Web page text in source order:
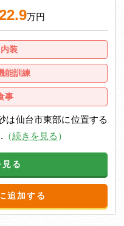
万円
装
能訓練
事
は仙台市東部に位置する
（続きを見る ）
る
追加する